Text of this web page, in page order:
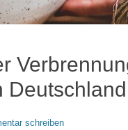
schreiben